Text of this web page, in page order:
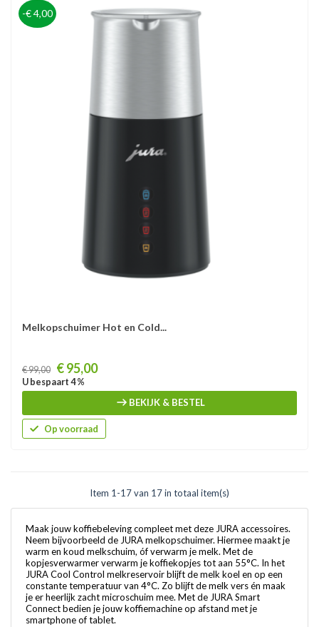
-€ 4,00
Melkopschuimer Hot en Cold...
Prijs
€ 99,00 € 95,00
U bespaart 4 %
BEKIJK & BESTEL
Op voorraad
Item 1-17 van 17 in totaal item(s)
Maak jouw koffiebeleving compleet met deze JURA accessoires.
Neem bijvoorbeeld de JURA melkopschuimer. Hiermee maakt je
warm en koud melkschuim, óf verwarm je melk. Met de
kopjesverwarmer verwarm je koffiekopjes tot aan 55°C. In het
JURA Cool Control melkreservoir blijft de melk koel en op een
constante temperatuur van 4°C. Zo blijft de melk vers én maak
je er heerlijk zacht microschuim mee. Met de JURA Smart
Connect bedien je jouw koffiemachine op afstand met je
smartphone of tablet.